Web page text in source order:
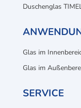
Duschenglas
Glas im
Glas im
SERVICE